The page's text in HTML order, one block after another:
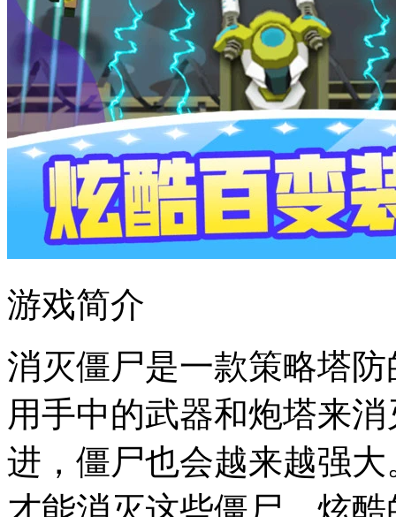
游戏简介
消灭僵尸是一款策略塔
用手中的武器和炮塔来
进，僵尸也会越来越强
才能消灭这些僵尸，炫